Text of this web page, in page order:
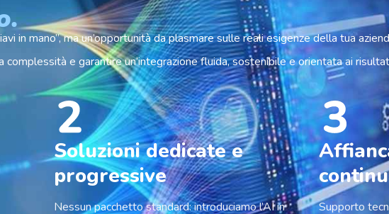
in mano”, ma un’opportunità da plasmare sulle reali esigenze della tua
e garantire un’integrazione fluida, sostenibile e orientata ai
Soluzioni dedicate e
progressive
Nessun pacchetto standard: introduciamo l’AI in
Supporto